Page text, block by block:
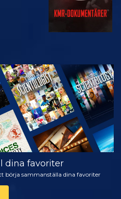
UTFORSKA
SERIEN
dina favoriter
börja sammanställa dina favoriter